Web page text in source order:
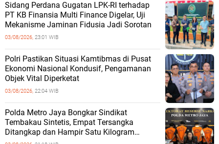
Sidang Perdana Gugatan LPK-RI terhadap
PT KB Finansia Multi Finance Digelar, Uji
Mekanisme Jaminan Fidusia Jadi Sorotan
03/08/2026, 23:01 WIB
‎Polri Pastikan Situasi Kamtibmas di Pusat
Ekonomi Nasional Kondusif, Pengamanan
Objek Vital Diperketat
03/08/2026, 22:04 WIB
‎Polda Metro Jaya Bongkar Sindikat
Tembakau Sintetis, Empat Tersangka
Ditangkap dan Hampir Satu Kilogram
Barang Bukti Disita